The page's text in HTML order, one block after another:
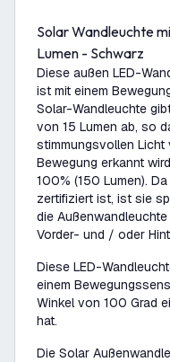
Solar Wandleuchte
Lumen - Schwarz
Diese außen LED-
ist mit einem
Solar-Wandleuchte
von 15 Lumen ab, so
stimmungsvollen Licht
Bewegung erkannt
100% (150 Lumen).
zertifiziert ist, ist sie
die
Vorder- und / oder
Diese LED-
einem
Winkel von 100 Grad
hat.
Die Solar